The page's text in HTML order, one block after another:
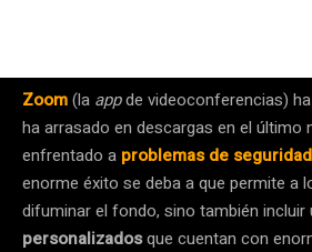
Zoom(la appde videoconferencias)
ha arrasado en descargas en el último
enfrentado a problemas de seguridad
enorme éxito se deba a que permite a
difuminar el fondo, sino también incluir
personalizadosque cuentan con